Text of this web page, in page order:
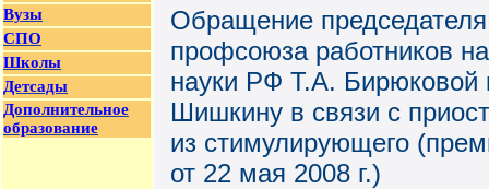
Вузы
СПО
Школы
Детсады
Дополнительное
образование
Обращение
профсоюза работников
науки РФ Т.А. Бирюковой
Шишкину в связи с
из стимулирующего
от 22 мая 2008 г.)